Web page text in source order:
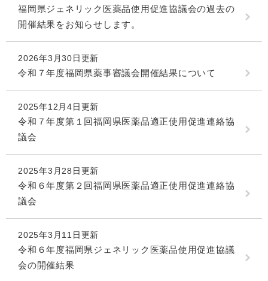
福岡県ジェネリック医薬品使用促進協議会の過去の
開催結果をお知らせします。
2026年3月30日更新
令和７年度福岡県薬事審議会開催結果について
2025年12月4日更新
令和７年度第１回福岡県医薬品適正使用促進連絡協
議会
2025年3月28日更新
令和６年度第２回福岡県医薬品適正使用促進連絡協
議会
2025年3月11日更新
令和６年度福岡県ジェネリック医薬品使用促進協議
会の開催結果